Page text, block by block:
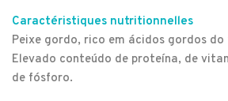
Caractéristiques nutritionnelles
Peixe gordo, rico em ácidos gordos
Elevado conteúdo de proteína, de
de fósforo.